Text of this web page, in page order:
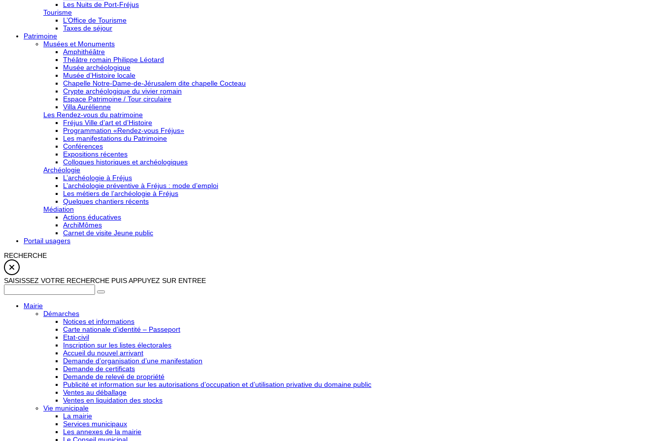
Les Nuits de Port-Fréjus
Tourisme
L’Office de Tourisme
Taxes de séjour
Patrimoine
Musées et Monuments
Amphithéâtre
Théâtre romain Philippe Léotard
Musée archéologique
Musée d’Histoire locale
Chapelle Notre-Dame-de-Jérusalem dite chapelle Cocteau
Crypte archéologique du vivier romain
Espace Patrimoine / Tour circulaire
Villa Aurélienne
Les Rendez-vous du patrimoine
Fréjus Ville d’art et d’Histoire
Programmation «Rendez-vous Fréjus»
Les manifestations du Patrimoine
Conférences
Expositions récentes
Colloques historiques et archéologiques
Archéologie
L’archéologie à Fréjus
L’archéologie préventive à Fréjus : mode d’emploi
Les métiers de l’archéologie à Fréjus
Quelques chantiers récents
Médiation
Actions éducatives
ArchiMômes
Carnet de visite Jeune public
Portail usagers
RECHERCHE
SAISISSEZ VOTRE RECHERCHE PUIS APPUYEZ SUR ENTREE
Mairie
Démarches
Notices et informations
Carte nationale d’identité – Passeport
Etat-civil
Inscription sur les listes électorales
Accueil du nouvel arrivant
Demande d’organisation d’une manifestation
Demande de certificats
Demande de relevé de propriété
Publicité et information sur les autorisations d’occupation et d’utilisation privative du domaine public
Ventes au déballage
Ventes en liquidation des stocks
Vie municipale
La mairie
Services municipaux
Les annexes de la mairie